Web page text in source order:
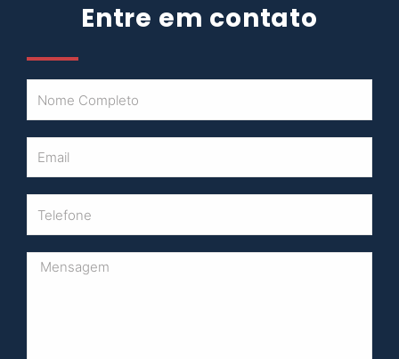
Entre em contato